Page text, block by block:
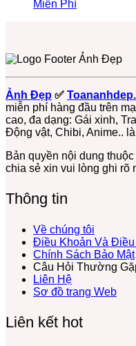
PC
Đủ
Thể
Loại
Thương
Cute
–
Miễn
Phí
Tải
Về
Ngay
luận
Gấu
Bông
Đẹp,
Dễ
Thương
Cực
Hot:
Teddy,
Bơ,
Bạch
Tuộc,
Miễn Phí
ở
Chọn
Lọc
Ảnh
Meme
Gấu
Trúc,
Ảnh
Gấu
Miễn
Phí
Ảnh Đẹp ✅
miễn phí hàng đầu trên
cao, đa dạng: Gái xinh,
Động vật, Chibi, Anime..
Bản quyền nội dung thuộc
chia sẻ xin vui lòng ghi rõ
Thông tin
Về chúng tôi
Điều Khoản Và Điều
Chính Sách Bảo Mật
Câu Hỏi Thường
Liên Hệ
Sơ đồ trang Web
Liên kết hot